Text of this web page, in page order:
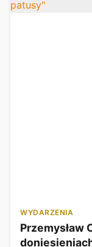
WYDARZENIA
Przemysław